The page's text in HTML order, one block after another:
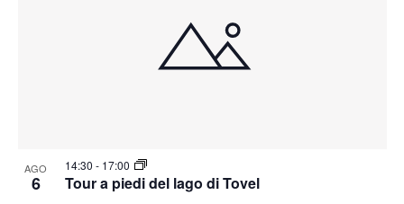
AGO
6 Tour a piedi del lago di Tovel
14:30 - 17:00